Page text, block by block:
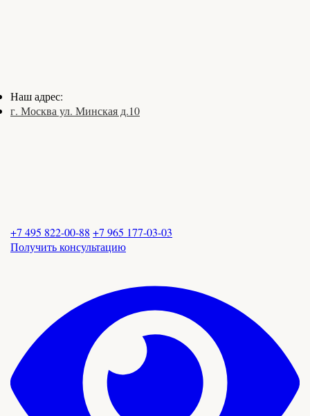
Наш адрес:
г. Москва ул. Минская д.10
+7 495 822-00-88 +7 965 177-03-03
Получить консультацию